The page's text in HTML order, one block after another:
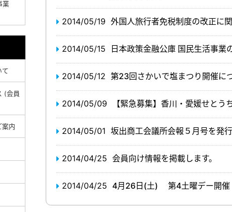
2014/05/19 外国人旅行者免税制度の改正に
2014/05/15 日本政策金融公庫 国民生活事業
2014/05/12 第23回さかいで塩まつり開催に
2014/05/09 【緊急募集】香川・愛媛せとう
2014/05/01 坂出商工会議所会報５月号を発
2014/04/25 会員向け情報を掲載します。
2014/04/25 4月26日(土) 第4土曜デー開催
業
て
(会員
案内